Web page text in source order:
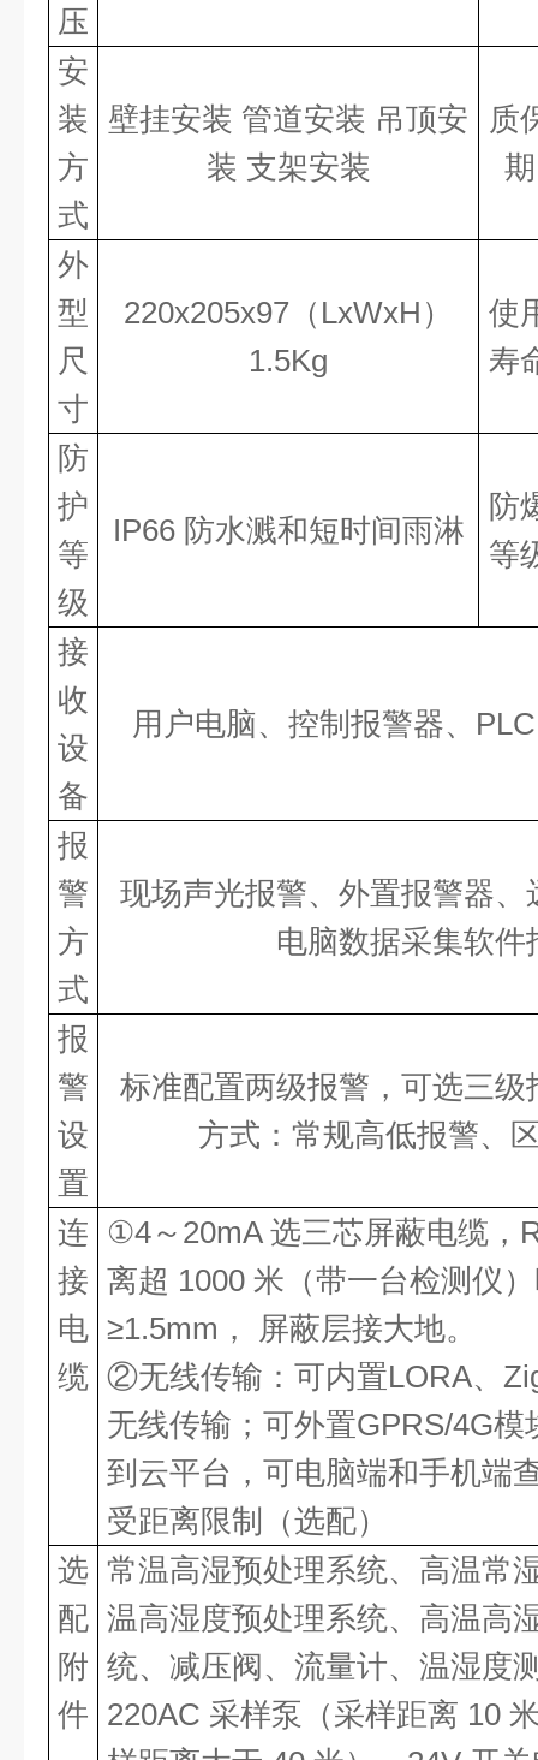
压
安
装
方
式
壁挂安装 管道安装 吊顶安
装 支架安装
质
期
外
型
尺
寸
220x205x97（LxWxH）
1.5Kg
使
寿
防
护
等
级
IP66 防水溅和短时间雨淋
防
等
接
收
设
备
用户电脑、控制报警器、
报
警
方
式
现场声光报警、外置报警器、
电脑数据采集软件
报
警
设
置
标准配置两级报警，可选三级
方式：常规高低报警、
连
接
电
缆
①4～20mA 选三芯屏蔽电缆，
离超 1000 米（带一台检测仪
≥1.5mm， 屏蔽层接大地。
②无线传输：可内置LORA、
无线传输；可外置GPRS/4G
到云平台，可电脑端和手机端
受距离限制（选配）
选
配
附
件
常温高湿预处理系统、高温常
温高湿度预处理系统、高温高
统、减压阀、流量计、温湿度
220AC 采样泵（采样距离 10